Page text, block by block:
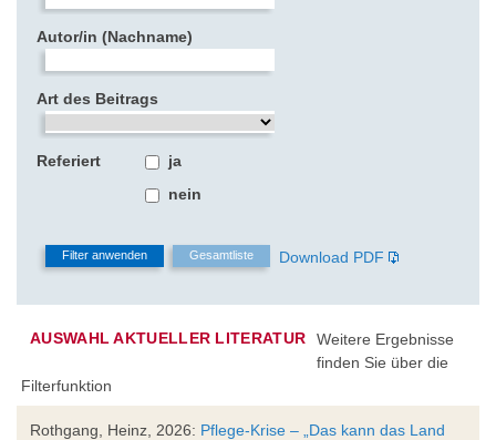
Autor/in (Nachname)
Art des Beitrags
Referiert
ja
nein
Download PDF
AUSWAHL AKTUELLER LITERATUR
Weitere Ergebnisse
finden Sie über die
Filterfunktion
Rothgang, Heinz, 2026: Pflege-Krise – „Das kann das Land